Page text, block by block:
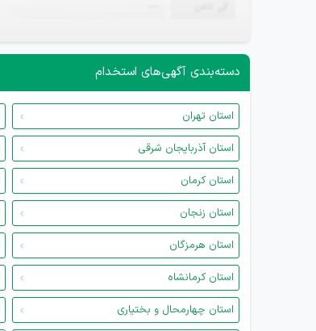
دسته‌بندی آگهی‌های استخدام
استان تهران
استان آذربایجان شرقی
استان کرمان
استان زنجان
استان هرمزگان
استان کرمانشاه
استان چهارمحال و بختیاری